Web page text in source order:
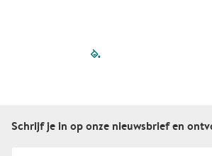
filled-
Schrijf je in op onze nieuwsbrief en